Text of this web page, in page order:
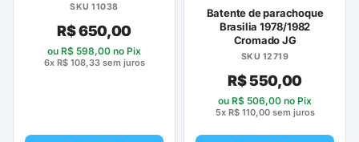
SKU 11038
R$650,00
ou R$ 598,00 no Pix
6x R$108,33sem juros
Batente de parachoque
Brasilia 1978/1982
Cromado JG
SKU 12719
R$550,00
ou R$ 506,00 no Pix
5x R$110,00sem juros